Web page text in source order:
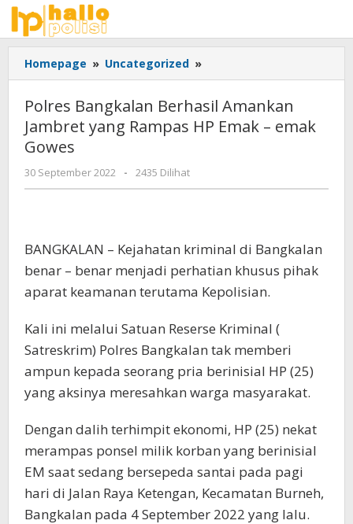
Lewati
konten
Homepage » Uncategorized »
Bangkalan
Amankan
Jambret
Emak
Gowes
Polres Bangkalan Berhasil Amankan
Jambret yang Rampas HP Emak – emak
Gowes
30 September 2022
oleh
Adhis
- 2435 Dilihat
BANGKALAN – Kejahatan kriminal di Bangkalan
benar – benar menjadi perhatian khusus pihak
aparat keamanan terutama Kepolisian.
Kali ini melalui Satuan Reserse Kriminal (
Satreskrim) Polres Bangkalan tak memberi
ampun kepada seorang pria berinisial HP (25)
yang aksinya meresahkan warga masyarakat.
Dengan dalih terhimpit ekonomi, HP (25) nekat
merampas ponsel milik korban yang berinisial
EM saat sedang bersepeda santai pada pagi
hari di Jalan Raya Ketengan, Kecamatan Burneh,
Bangkalan pada 4 September 2022 yang lalu.